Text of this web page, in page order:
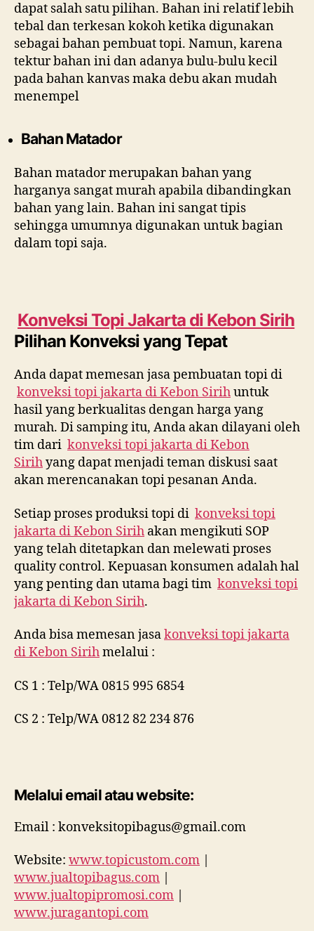
dapat salah satu pilihan. Bahan ini relatif lebih
tebal dan terkesan kokoh ketika digunakan
sebagai bahan pembuat topi. Namun, karena
tektur bahan ini dan adanya bulu-bulu kecil
pada bahan kanvas maka debu akan mudah
menempel
Bahan Matador
Bahan matador merupakan bahan yang
harganya sangat murah apabila dibandingkan
bahan yang lain. Bahan ini sangat tipis
sehingga umumnya digunakan untuk bagian
dalam topi saja.
Konveksi Topi Jakarta di Kebon Sirih
Pilihan Konveksi yang Tepat
Anda dapat memesan jasa pembuatan topi di
konveksi topi jakarta diKebon Sirihuntuk
hasil yang berkualitas dengan harga yang
murah. Di samping itu, Anda akan dilayani oleh
tim dari konveksi topi jakarta diKebon
Sirihyang dapat menjadi teman diskusi saat
akan merencanakan topi pesanan Anda.
Setiap proses produksi topi di konveksi topi
jakarta diKebon Sirih akan mengikuti SOP
yang telah ditetapkan dan melewati proses
quality control. Kepuasan konsumen adalah hal
yang penting dan utama bagi tim konveksi topi
jakarta diKebon Sirih.
Anda bisa memesan jasakonveksi topi jakarta
diKebon Sirihmelalui :
CS 1 : Telp/WA 0815 995 6854
CS 2 : Telp/WA 0812 82 234 876
Melalui email atau website:
Email : konveksitopibagus@gmail.com
Website: www.topicustom.com
www.jualtopibagus.com
www.jualtopipromosi.com
www.juragantopi.com